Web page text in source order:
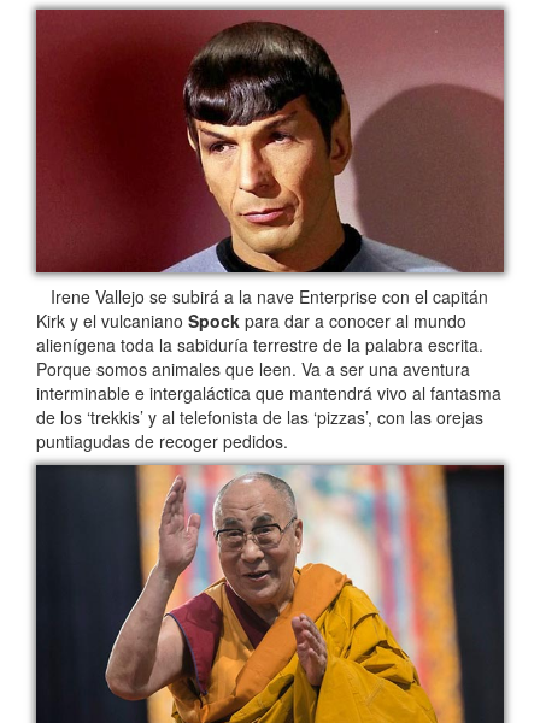
Irene Vallejo se subirá a la nave Enterprise con el capitán
Kirk y el vulcaniano Spock para dar a conocer al mundo
alienígena toda la sabiduría terrestre de la palabra escrita.
Porque somos animales que leen. Va a ser una aventura
interminable e intergaláctica que mantendrá vivo al fantasma
de los ‘trekkis’ y al telefonista de las ‘pizzas’, con las orejas
puntiagudas de recoger pedidos.